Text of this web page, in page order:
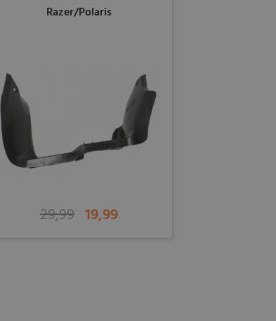
Razer/Polaris
29,99 19,99